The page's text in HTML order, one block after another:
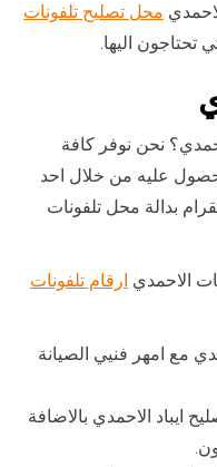
محل تصليح تلفونات
اليها.
نحن نوفر كافة
عليه من خلال احد
بدالة محل تلفونات
الاحمدي ارقام تلفونات
مع امهر فنيي الصيانة
ايباد الاحمدي بالاضافة